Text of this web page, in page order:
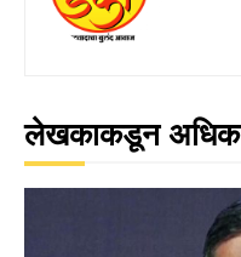
लेखकाकडून अधिक